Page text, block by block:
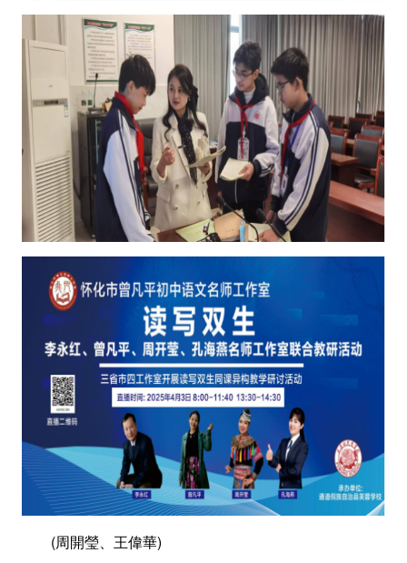
(周開瑩、王偉華)